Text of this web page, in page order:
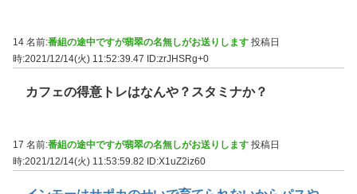
14 名前:番組の途中ですが翡翠の名無しがお送りします 投稿日
時:2021/12/14(火) 11:52:39.47
ID:zrJHSRg+0
カフェの得意トレはなんや？スタミナか？
17 名前:番組の途中ですが翡翠の名無しがお送りします 投稿日
時:2021/12/14(火) 11:53:59.82 ID:X1uZ2iz60